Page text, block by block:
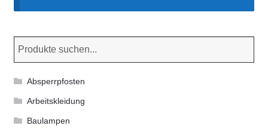
Impressum
Absperrpfosten
Absperrpfosten
Arbeitskleidung
Baulampen